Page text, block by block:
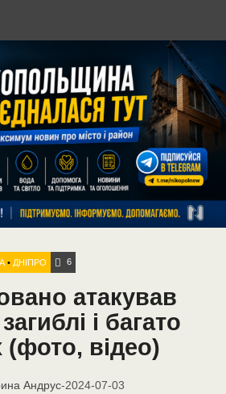
• ДНІПРО 6
атакував
і багато
відео)
Андрус-2024-07-03